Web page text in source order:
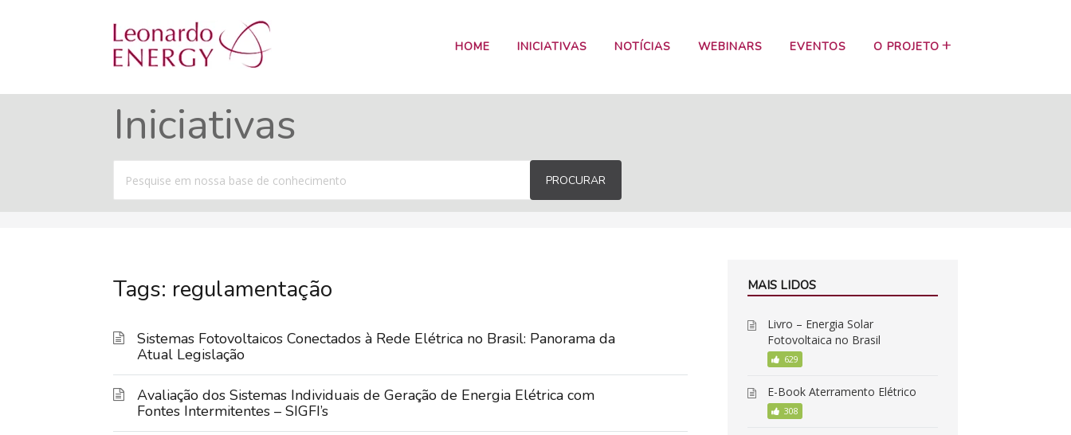
HOME INICIATIVAS NOTÍCIAS WEBINARS EVENTOS O PROJETO
Iniciativas
por
PROCURAR
Tags: regulamentação
Sistemas Fotovoltaicos Conectados à Rede Elétrica no Brasil: Panorama da
Atual Legislação
Avaliação dos Sistemas Individuais de Geração de Energia Elétrica com
Fontes Intermitentes – SIGFI’s
MAIS LIDOS
Livro – Energia Solar
Fotovoltaica no Brasil
629
E-Book Aterramento Elétrico
308